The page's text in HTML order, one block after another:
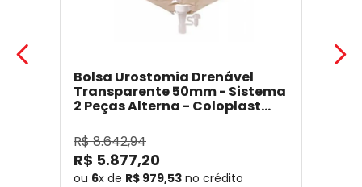
Bolsa Urostomia Drenável
Transparente 50mm - Sistema
2 Peças Alterna - Coloplast
R$8.642,94
R$ 5.877,20
ou 6x de R$ 979,53 no crédito